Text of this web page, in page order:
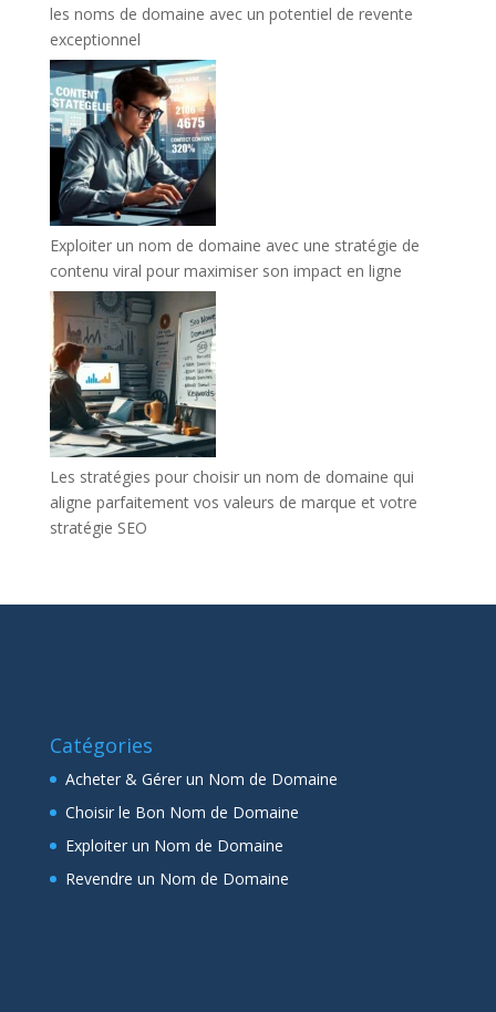
les noms de domaine avec un potentiel de revente
exceptionnel
Exploiter un nom de domaine avec une stratégie de
contenu viral pour maximiser son impact en ligne
Les stratégies pour choisir un nom de domaine qui
aligne parfaitement vos valeurs de marque et votre
stratégie SEO
Catégories
Acheter & Gérer un Nom de Domaine
Choisir le Bon Nom de Domaine
Exploiter un Nom de Domaine
Revendre un Nom de Domaine